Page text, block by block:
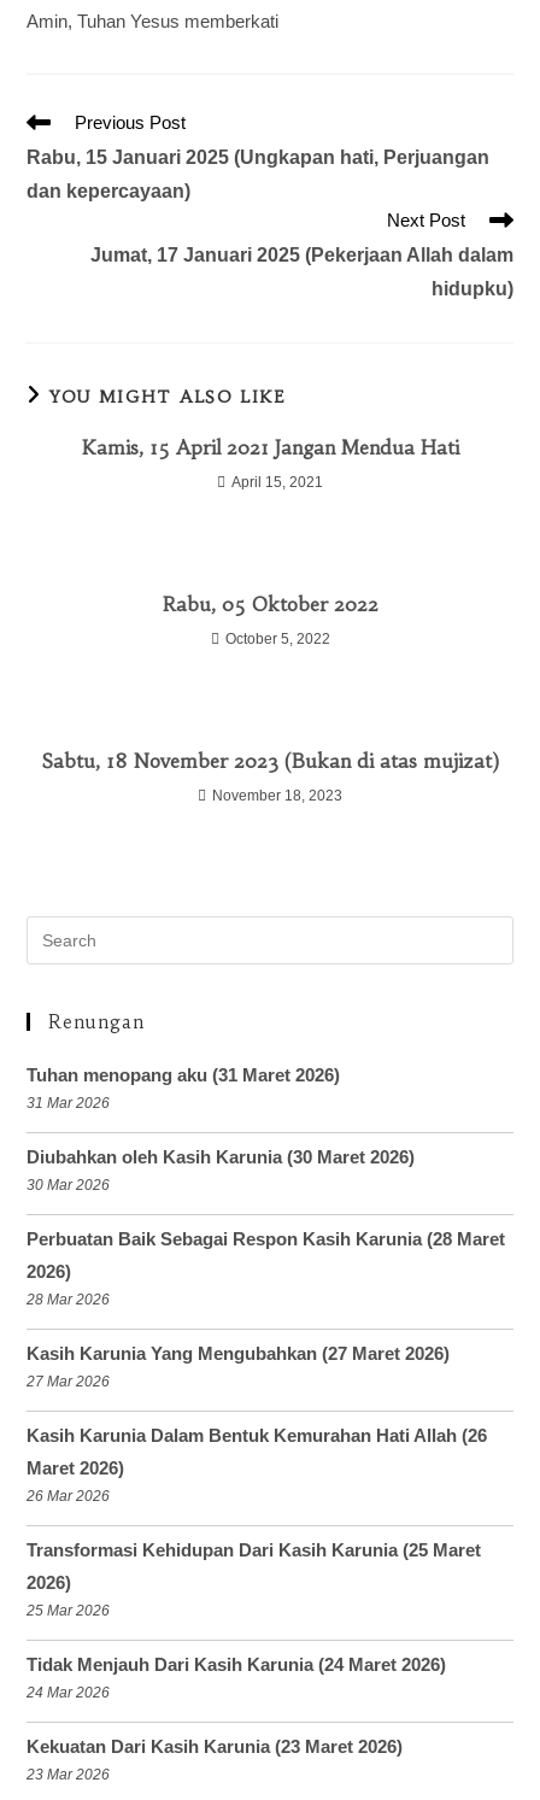
Amin, Tuhan Yesus memberkati
Previous Post
Rabu, 15 Januari 2025 (Ungkapan hati, Perjuangan
dan kepercayaan)
Next Post
Jumat, 17 Januari 2025 (Pekerjaan Allah dalam
hidupku)
YOU MIGHT ALSO LIKE
Kamis, 15 April 2021 Jangan Mendua Hati
April 15, 2021
Rabu, 05 Oktober 2022
October 5, 2022
Sabtu, 18 November 2023 (Bukan di atas mujizat)
November 18, 2023
Renungan
Tuhan menopang aku (31 Maret 2026)
31 Mar 2026
Diubahkan oleh Kasih Karunia (30 Maret 2026)
30 Mar 2026
Perbuatan Baik Sebagai Respon Kasih Karunia (28 Maret
2026)
28 Mar 2026
Kasih Karunia Yang Mengubahkan (27 Maret 2026)
27 Mar 2026
Kasih Karunia Dalam Bentuk Kemurahan Hati Allah (26
Maret 2026)
26 Mar 2026
Transformasi Kehidupan Dari Kasih Karunia (25 Maret
2026)
25 Mar 2026
Tidak Menjauh Dari Kasih Karunia (24 Maret 2026)
24 Mar 2026
Kekuatan Dari Kasih Karunia (23 Maret 2026)
23 Mar 2026